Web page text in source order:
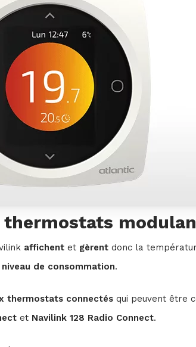
thermostats
affichent et gèrent donc la
niveau de consommation.
thermostats connectés qui peuvent être
et Navilink 128 Radio Connect.